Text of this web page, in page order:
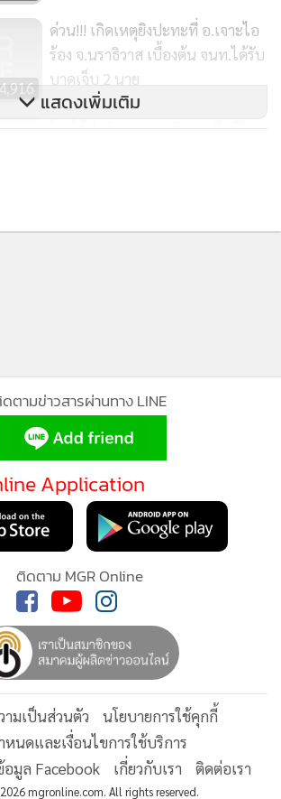
ด่วน!!! เกิดเหตุยิงปะทะที่ อ.เจาะไอ
ร้อง จ.นราธิวาส เบื้องต้น จนท.ได้รับ
บาดเจ็บ 2 นาย
โจรใต้ซุ่มยิง ทพ.นราธิวาส เสียชีวิต 1
แสดงเพิ่มเติม
ตามข่าวสารผ่านทาง LINE
Application
ติดตาม MGR Online
ามเป็นส่วนตัว
นโยบายการใช้คุกกี้
หนดและเงื่อนไขการใช้บริการ
อมูล Facebook
เกี่ยวกับเรา ติดต่อเรา
mgronline.com. All rights reserved.